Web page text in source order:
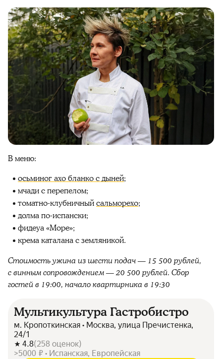
В меню:
осьминог ахо бланко с дыней;
мчади с перепелом;
томатно-клубничныйсальморехо;
долма по-испански;
фидеуа «Море»;
крема каталана с земляникой.
Стоимость ужина из шести подач — 15 500 рублей,
с винным сопровождением — 20 500 рублей. Сбор
гостей в 19:00, начало квартирника в 19:30
Мультикультура Гастробистро
м. Кропоткинская • Москва, улица Пречистенка,
24/1
4.8(258 оценок)
>5000 ₽ • Испанская, Европейская